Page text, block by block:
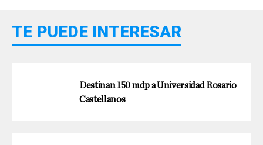
TE PUEDE INTERESAR
Destinan 150 mdp a Universidad Rosario
Castellanos